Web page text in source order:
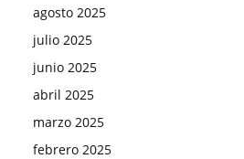
agosto 2025
julio 2025
junio 2025
abril 2025
marzo 2025
febrero 2025